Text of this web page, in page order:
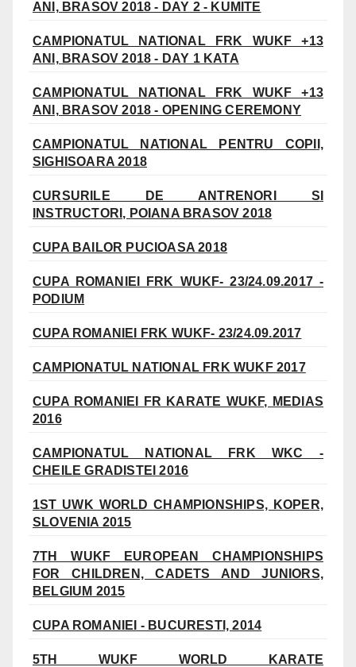
ANI, BRASOV 2018 - DAY 2 - KUMITE
CAMPIONATUL NATIONAL FRK WUKF +13
ANI, BRASOV 2018 - DAY 1 KATA
CAMPIONATUL NATIONAL FRK WUKF +13
ANI, BRASOV 2018 - OPENING CEREMONY
CAMPIONATUL NATIONAL PENTRU COPII,
SIGHISOARA 2018
CURSURILE DE ANTRENORI SI
INSTRUCTORI, POIANA BRASOV 2018
CUPA BAILOR PUCIOASA 2018
CUPA ROMANIEI FRK WUKF- 23/24.09.2017 -
PODIUM
CUPA ROMANIEI FRK WUKF- 23/24.09.2017
CAMPIONATUL NATIONAL FRK WUKF 2017
CUPA ROMANIEI FR KARATE WUKF, MEDIAS
2016
CAMPIONATUL NATIONAL FRK WKC -
CHEILE GRADISTEI 2016
1ST UWK WORLD CHAMPIONSHIPS, KOPER,
SLOVENIA 2015
7TH WUKF EUROPEAN CHAMPIONSHIPS
FOR CHILDREN, CADETS AND JUNIORS,
BELGIUM 2015
CUPA ROMANIEI - BUCURESTI, 2014
5TH WUKF WORLD KARATE